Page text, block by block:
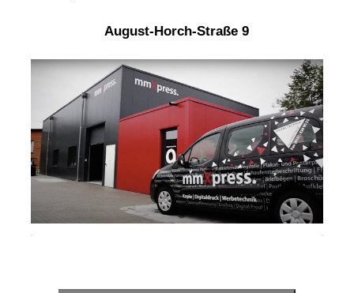
August-Horch-Straße 9